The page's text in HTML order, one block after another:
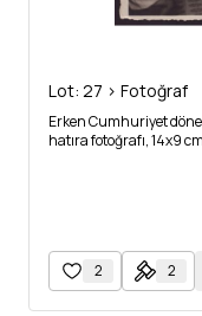
Lot: 27 > Fotoğraf
Erken Cumhuriyet
hatıra fotoğrafı, 14x9
2 2